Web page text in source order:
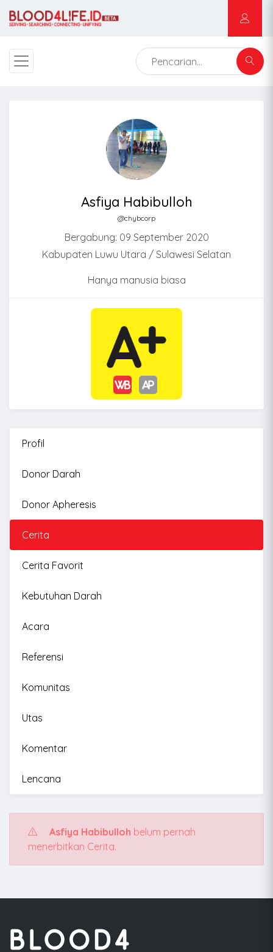
Asfiya Habibulloh
@chybcorp
Bergabung: 09 September 2020
Kabupaten Luwu Utara / Sulawesi Selatan
Hanya manusia biasa
Profil
Donor Darah
Donor Apheresis
Cerita
Cerita Favorit
Kebutuhan Darah
Acara
Referensi
Komunitas
Utas
Komentar
Lencana
Asfiya Habibulloh belum pernah
menerbitkan Cerita.